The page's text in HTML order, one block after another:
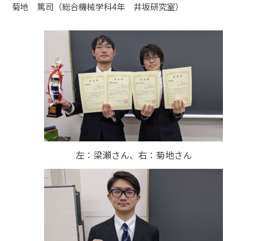
菊地 篤司（総合機械学科4年 井坂研究室）
左：梁瀬さん、右：菊地さん